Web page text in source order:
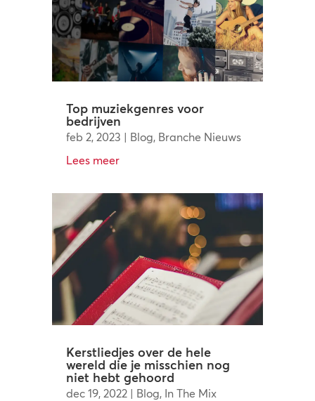
Top muziekgenres voor
bedrijven
feb 2, 2023 | Blog, Branche Nieuws
Lees meer
Kerstliedjes over de hele
wereld die je misschien nog
niet hebt gehoord
dec 19, 2022| Blog, In The Mix